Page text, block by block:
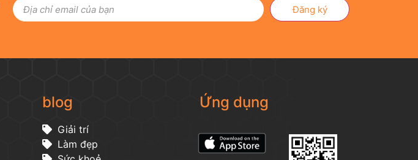
Đăng ký
blog
Giải trí
Làm đẹp
Ứng dụng